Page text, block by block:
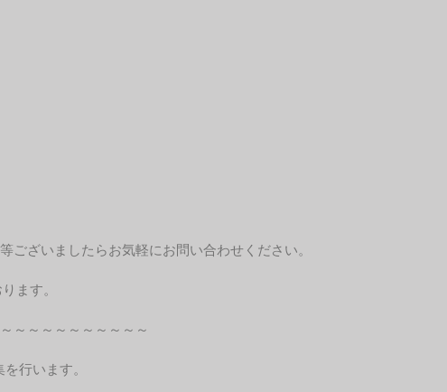
ございましたらお気軽にお問い合わせください。
ます。
～～～～～～～～～～
行います。